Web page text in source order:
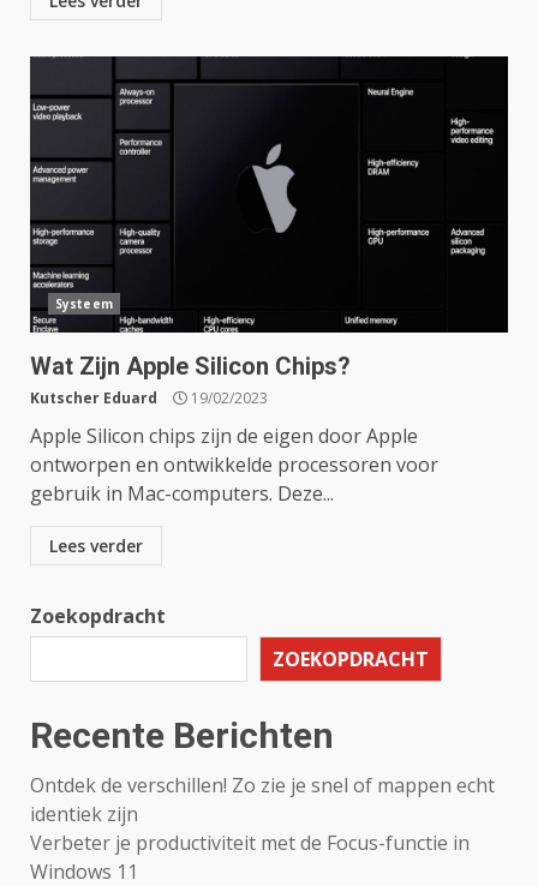
Systeem
Wat Zijn Apple Silicon Chips?
Kutscher Eduard 19/02/2023
Apple Silicon chips zijn de eigen door Apple
ontworpen en ontwikkelde processoren voor
gebruik in Mac-computers. Deze...
Lees verder
Zoekopdracht
ZOEKOPDRACHT
Recente Berichten
Ontdek de verschillen! Zo zie je snel of mappen echt
identiek zijn
Verbeter je productiviteit met de Focus-functie in
Windows 11